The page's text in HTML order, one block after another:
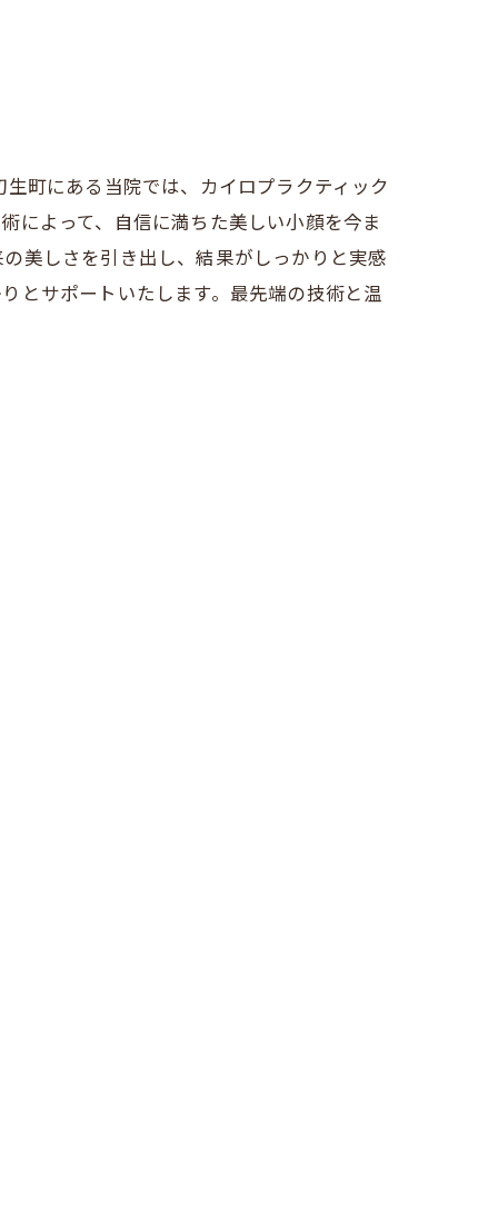
町にある当院では、カイロプラクティック
によって、自信に満ちた美しい小顔を今ま
美しさを引き出し、結果がしっかりと実感
とサポートいたします。最先端の技術と温